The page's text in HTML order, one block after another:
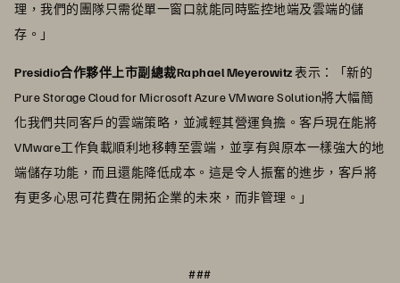
理，我們的團隊只需從單一窗口就能同時監控地端及雲端的儲
存。」
Presidio合作夥伴上市副總裁Raphael Meyerowitz表示：「新的
Pure Storage Cloud for Microsoft Azure VMware Solution將大幅簡
化我們共同客戶的雲端策略，並減輕其營運負擔。客戶現在能將
VMware工作負載順利地移轉至雲端，並享有與原本一樣強大的地
端儲存功能，而且還能降低成本。這是令人振奮的進步，客戶將
有更多心思可花費在開拓企業的未來，而非管理。」
###